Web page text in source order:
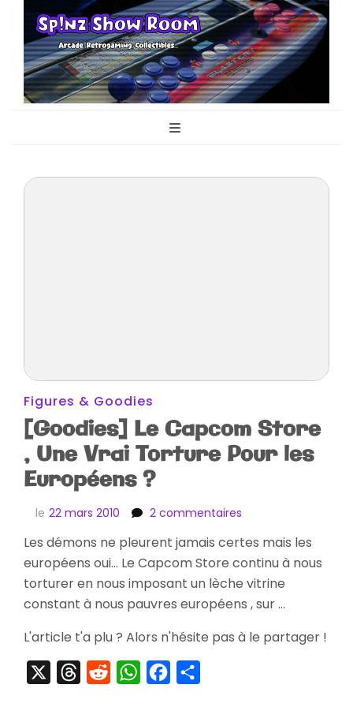
Sp!nz Show
Room
Figures & Goodies
[Goodies] Le Capcom Store
, Une Vrai Torture Pour les
Européens ?
le 22 mars 2010 2 commentaires
Le
Capcom
Store
Une
Vrai
Torture
Les démons ne pleurent jamais certes mais les
européens oui… Le Capcom Store continu à nous
torturer en nous imposant un lèche vitrine
constant à nous pauvres européens , sur …
L'article t'a plu ? Alors n'hésite pas à le partager !
ThreadsRedditWhatsAppFacebook